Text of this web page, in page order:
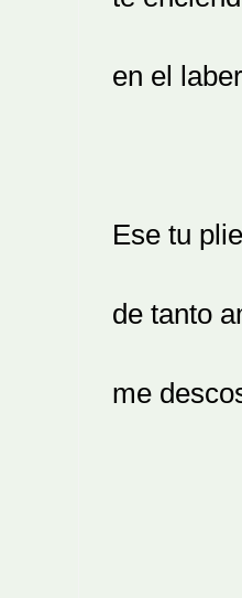
en el
Ese tu
de tanto
me